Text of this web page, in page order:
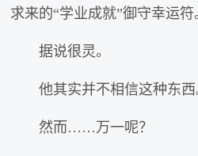
求来的“学业成就”御守幸运符
据说很灵。
他其实并不相信这种东西
然而……万一呢？